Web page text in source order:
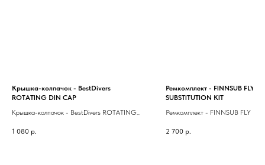
Крышка-колпачок - BestDivers
ROTATING DIN CAP
Крышка-колпачок - BestDivers ROTATING
1 080 р.
Ремкомплект - FINNSUB FLY
SUBSTITUTION KIT
Ремкомплект - FINNSUB FLY
2 700 р.